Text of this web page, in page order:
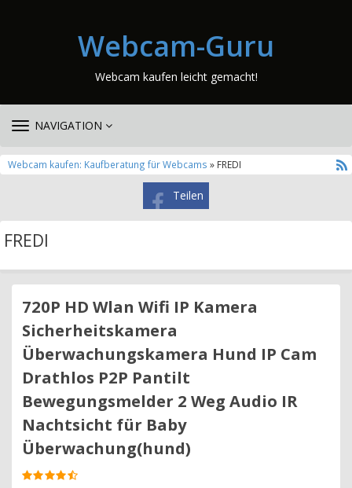
Webcam-Guru
Webcam kaufen leicht gemacht!
TOGGLE
NAVIGATION
Webcam kaufen: Kaufberatung für Webcams » FREDI
Teilen
FREDI
720P HD Wlan Wifi IP Kamera
Sicherheitskamera
Überwachungskamera Hund IP Cam
Drathlos P2P Pantilt
Bewegungsmelder 2 Weg Audio IR
Nachtsicht für Baby
Überwachung(hund)